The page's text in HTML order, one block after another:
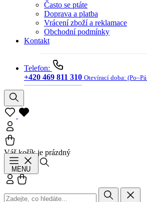
Často se ptáte
Doprava a platba
Vrácení zboží a reklamace
Obchodní podmínky
Kontakt
Telefon:
+420 469 811 310 Otevírací doba:
Váš košík je prázdný
MENU
Přihlásit se